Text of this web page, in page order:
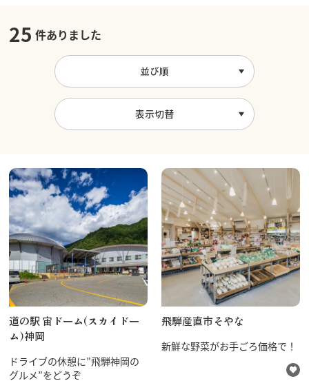
25 件ありました
並び順
表示切替
道の駅 宙ドーム(スカイドー
ム)神岡
ドライブの休憩に”飛騨神岡の
グルメ”をどうぞ
飛騨産直市そやな
新鮮な野菜がお手ごろ価格で！